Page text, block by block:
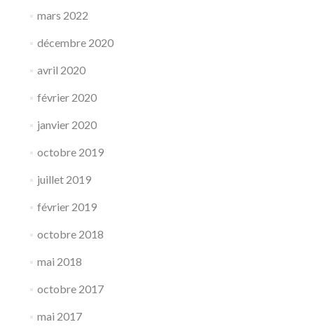
mars 2022
décembre 2020
avril 2020
février 2020
janvier 2020
octobre 2019
juillet 2019
février 2019
octobre 2018
mai 2018
octobre 2017
mai 2017